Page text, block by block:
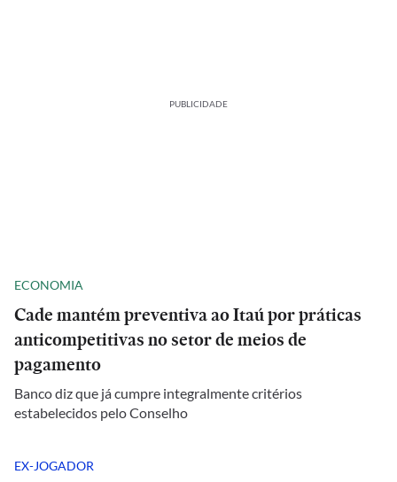
PUBLICIDADE
ECONOMIA
Cade mantém preventiva ao Itaú por práticas
anticompetitivas no setor de meios de
pagamento
Banco diz que já cumpre integralmente critérios
estabelecidos pelo Conselho
EX-JOGADOR